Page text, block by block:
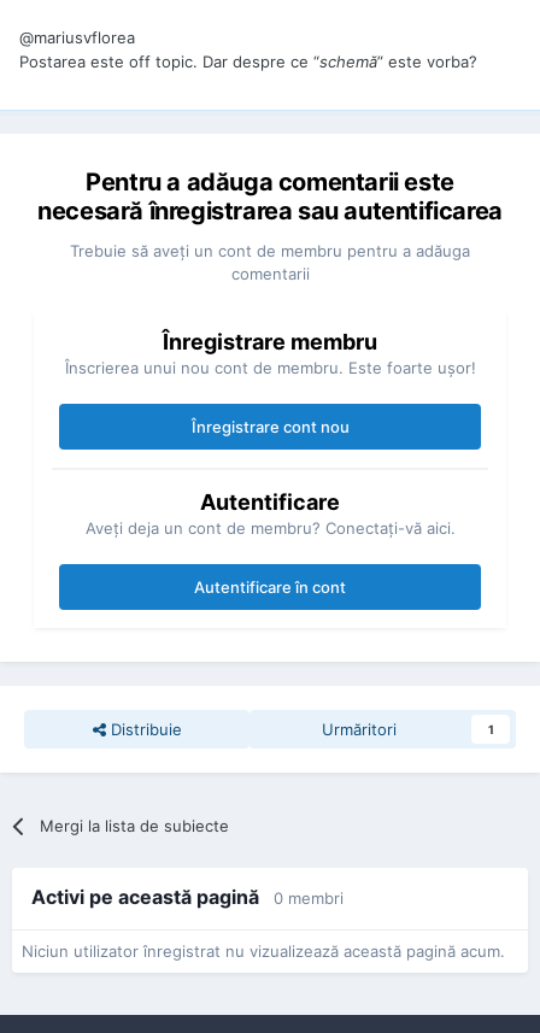
@mariusvflorea
Postarea este off topic. Dar despre ce “schemă” este vorba?
Pentru a adăuga comentarii este
necesară înregistrarea sau autentificarea
Trebuie să aveţi un cont de membru pentru a adăuga
comentarii
Înregistrare membru
Înscrierea unui nou cont de membru. Este foarte uşor!
Înregistrare cont nou
Autentificare
Aveţi deja un cont de membru? Conectaţi-vă aici.
Autentificare în cont
Distribuie Urmăritori 1
Mergi la lista de subiecte
Activi pe această pagină 0 membri
Niciun utilizator înregistrat nu vizualizează această pagină acum.